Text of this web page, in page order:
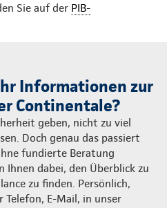
Sie auf der PIB-
Informationen zur
Continentale?
geben, nicht zu viel
Doch genau das passiert
fundierte Beratung
dabei, den Überblick zu
zu finden. Persönlich,
E-Mail, in unser